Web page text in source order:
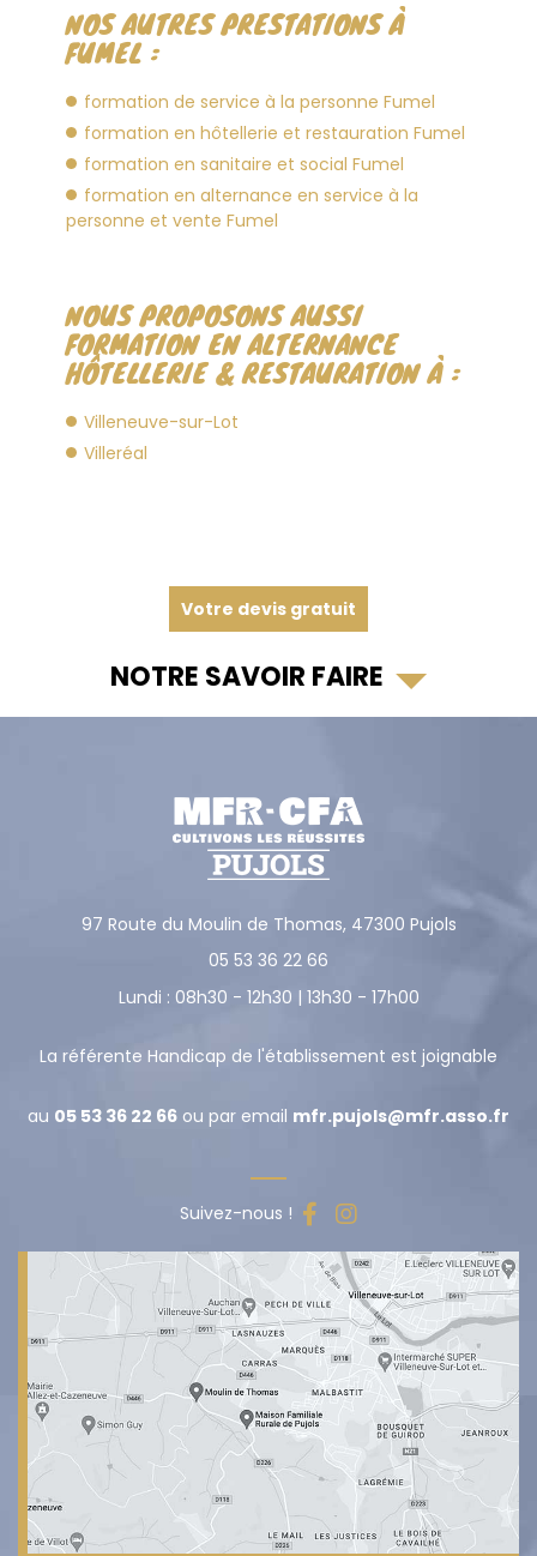
NOS AUTRES PRESTATIONS À
FUMEL :
formation de service à la personne Fumel
formation en hôtellerie et restauration Fumel
formation en sanitaire et social Fumel
formation en alternance en service à la
personne et vente Fumel
NOUS PROPOSONS AUSSI
FORMATION EN ALTERNANCE
HÔTELLERIE & RESTAURATION À :
Villeneuve-sur-Lot
Villeréal
Votre devis gratuit
NOTRE SAVOIR FAIRE
97 Route du Moulin de Thomas, 47300 Pujols
05 53 36 22 66
Lundi : 08h30 - 12h30 | 13h30 - 17h00
La référente Handicap de l'établissement est joignable
au 05 53 36 22 66 ou par email mfr.pujols@mfr.asso.fr
Suivez-nous !